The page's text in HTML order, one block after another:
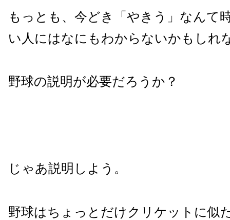
もっとも、今どき「やきう」なんて
い人にはなにもわからないかもしれ
野球の説明が必要だろうか？
じゃあ説明しよう。
野球はちょっとだけクリケットに似